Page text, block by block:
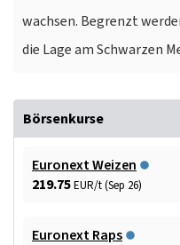
wachsen. Begrenzt
die Lage am Schwarzen
Börsenkurse
Euronext Weizen
219.75EUR/t (Sep 26)
Euronext Raps